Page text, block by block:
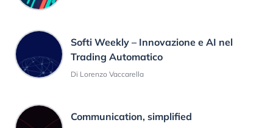
Softi Weekly – Innovazione e AI nel
Trading Automatico
Di Lorenzo Vaccarella
Communication, simplified